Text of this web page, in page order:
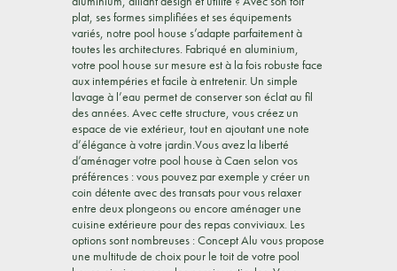
plat, ses formes simplifiées et ses équipements
variés, notre pool house s’adapte parfaitement à
toutes les architectures. Fabriqué en aluminium,
votre pool house sur mesure est à la fois robuste face
aux intempéries et facile à entretenir. Un simple
lavage à l’eau permet de conserver son éclat au fil
des années. Avec cette structure, vous créez un
espace de vie extérieur, tout en ajoutant une note
d’élégance à votre jardin.Vous avez la liberté
d’aménager votre pool house à Caen selon vos
préférences : vous pouvez par exemple y créer un
coin détente avec des transats pour vous relaxer
entre deux plongeons ou encore aménager une
cuisine extérieure pour des repas conviviaux. Les
options sont nombreuses : Concept Alu vous propose
une multitude de choix pour le toit de votre pool